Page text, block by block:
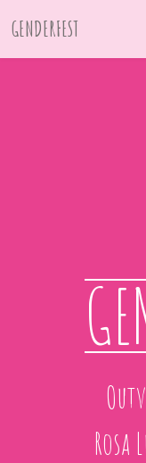
GENDERFEST